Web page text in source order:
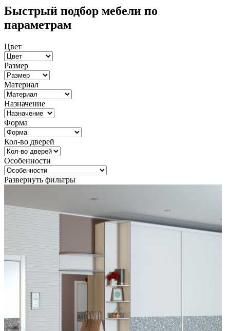
Быстрый подбор мебели по
параметрам
Цвет
Размер
Материал
Назначение
Форма
Кол-во дверей
Особенности
Развернуть фильтры